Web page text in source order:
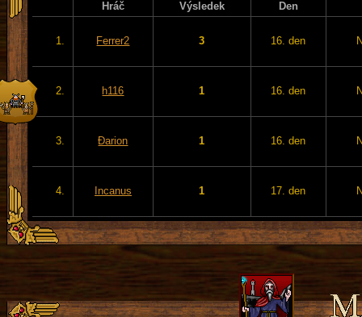
Hráč Výsledek Den
1. Ferrer2 3 16. den
2. h116 1 16. den
3. Đarion 1 16. den
4. Incanus 1 17. den